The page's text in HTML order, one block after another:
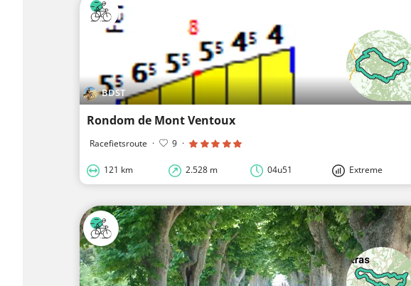
BDST
Rondom de Mont Ventoux
Racefietsroute · 9 ·
121 km 2.528 m 04u51 Extreme